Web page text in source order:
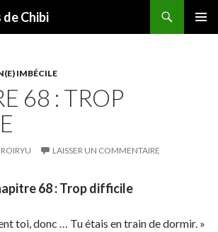
de Chibi
IMBÉCILE
68 : TROP
LAISSER UN COMMENTAIRE
68 : Trop difficile
toi, donc … Tu étais en train de dormir. »